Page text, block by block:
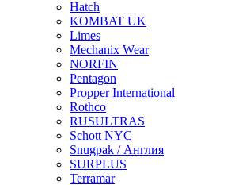
Hatch
KOMBAT UK
Limes
Mechanix Wear
NORFIN
Pentagon
Propper International
Rothco
RUSULTRAS
Schott NYC
Snugpak / Англия
SURPLUS
Terramar